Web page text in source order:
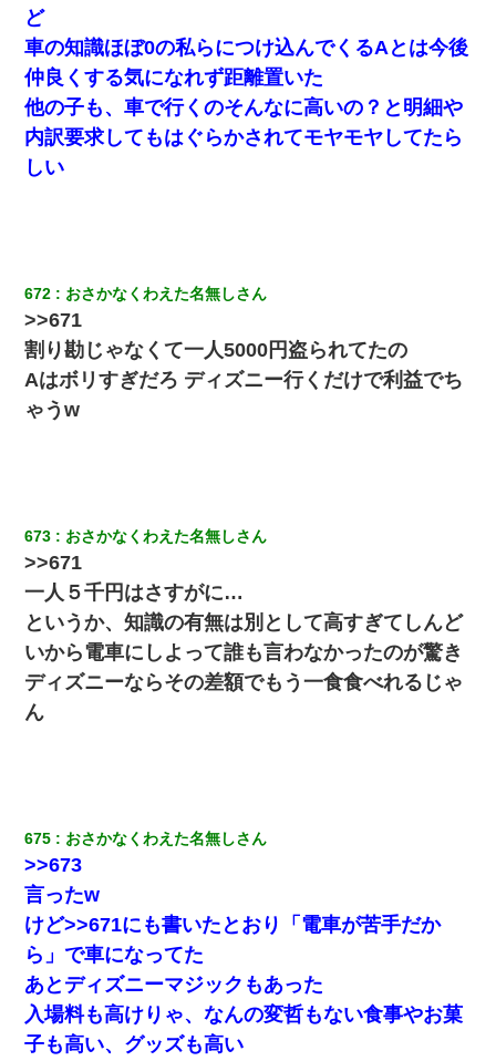
スマホを与えられて、中学卒業する頃にはすっかり女叩き
に洗脳された弟が、大学進学のために一人暮らししたいと
言い出した。
【驚愕】5000円でＪＫと行為してきたが後悔しかない…
放置子が病院送りになったらしい → 俺（二度と帰ってくる
なよ…嫁を半身不随にしやがった恨みは、正直こんなもん
じゃ晴れない）
【ワロタ】姉から「肉食系14才、乳丸出し、毛はうっすら
れ・・・
義兄嫁「娘が大学に入ったら下宿させて」私「しつこい、
学校斡旋のアパートに行け」→ 旦那が義兄に通報したら
「志望校を変えろ！」とキレて・・・
宅飲みで女友達の乳を見てしまった・・・
「はい、3000万円」→数年後。私「妹が病気になったから
援助して欲しい」→
新卒の女性社員に1年半ストーカーされていた。俺「マジで
怖い」上司「話をしてみる」→女性社員「実は10数年前
に…」
【まぬけ】夫「離婚だ！」私「わかった。で？」夫「慰謝
料だ！」私「いいけど弁護士通して。私も請求する」夫
「」
ど
車の知識ほぼ0の私らにつけ込んでくるAとは今後
仲良くする気になれず距離置いた
他の子も、車で行くのそんなに高いの？と明細や
内訳要求してもはぐらかされてモヤモヤしてたら
しい
672 おさかなくわえた名無しさん
>>671
割り勘じゃなくて一人5000円盗られてたの
Aはボリすぎだろ ディズニー行くだけで利益でち
ゃうw
673 おさかなくわえた名無しさん
>>671
一人５千円はさすがに…
というか、知識の有無は別として高すぎてしんど
いから電車にしよって誰も言わなかったのが驚き
ディズニーならその差額でもう一食食べれるじゃ
ん
675 おさかなくわえた名無しさん
>>673
言ったw
けど>>671にも書いたとおり「電車が苦手だか
ら」で車になってた
あとディズニーマジックもあった
入場料も高けりゃ、なんの変哲もない食事やお菓
子も高い、グッズも高い